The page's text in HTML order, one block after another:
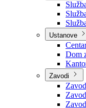
Službe
Ustanove
Dom
Zavodi